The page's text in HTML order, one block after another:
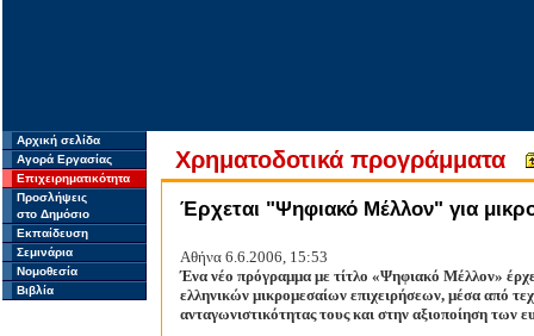
Αρχική σελίδα
Αγορά Εργασίας
Επιχειρηματικότητα
Προσλήψεις
στο Δημόσιο
Εκπαίδευση
Σεμινάρια
Νομοθεσία
Βιβλία
Χρηματοδοτικά προγράμματα
Έρχεται "Ψηφιακό Μέλλον" για
Αθήνα 6.6.2006, 15:53
Ένα νέο πρόγραμμα με τίτλο «Ψηφιακό Μέλλον»
ελληνικών μικρομεσαίων επιχειρήσεων, μέσα από
ανταγωνιστικότητας τους και στην αξιοποίηση